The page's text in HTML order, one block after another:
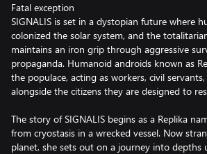
Fatal exception
SIGNALIS is set in a dystopian future where
colonized the solar system, and the
maintains an iron grip through aggressive
propaganda. Humanoid androids known as
the populace, acting as workers, civil
alongside the citizens they are designed to
The story of SIGNALIS begins as a Replika
from cryostasis in a wrecked vessel. Now
planet, she sets out on a journey into depths